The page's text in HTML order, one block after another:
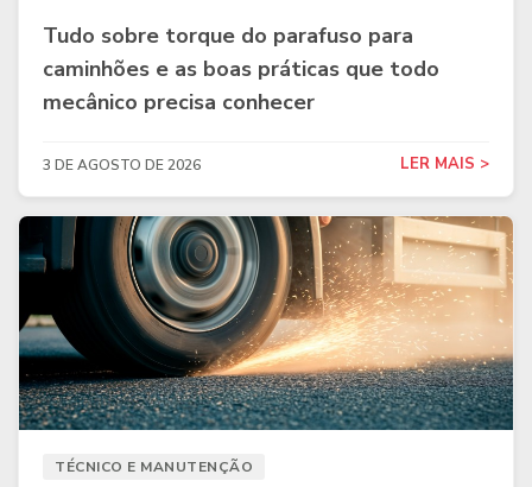
Tudo sobre torque do parafuso para
caminhões e as boas práticas que todo
mecânico precisa conhecer
3 DE AGOSTO DE 2026 LER MAIS >
TÉCNICO E MANUTENÇÃO